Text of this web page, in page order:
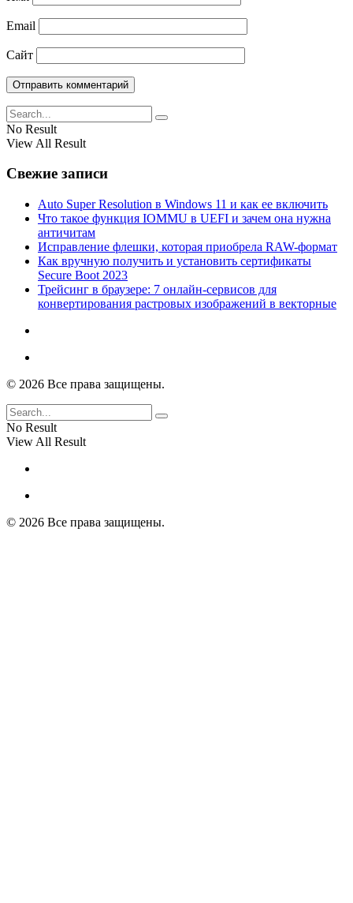
Email
Сайт
No Result
View All Result
Свежие записи
Auto Super Resolution в Windows 11 и как ее включить
Что такое функция IOMMU в UEFI и зачем она нужна
античитам
Исправление флешки, которая приобрела RAW-формат
Как вручную получить и установить сертификаты
Secure Boot 2023
Трейсинг в браузере: 7 онлайн-сервисов для
конвертирования растровых изображений в векторные
© 2026 Все права защищены.
No Result
View All Result
© 2026 Все права защищены.